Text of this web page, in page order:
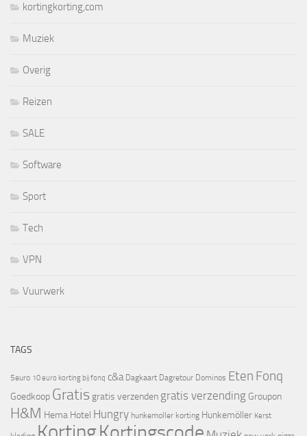
kortingkorting,com
Muziek
Overig
Reizen
SALE
Software
Sport
Tech
VPN
Vuurwerk
TAGS
5euro 10 euro korting bij fonq c&a Dagkaart Dagretour Dominos Eten Fonq
Goedkoop Gratis gratis verzenden gratis verzending Groupon
H&M Hema Hotel Hungry hunkemoller korting Hunkemöller Kerst